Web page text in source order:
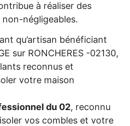
à réaliser des
non-négligeables.
qu’artisan bénéficiant
sur RONCHERES -02130,
reconnus et
votre maison
du 02, reconnu
vos combles et votre